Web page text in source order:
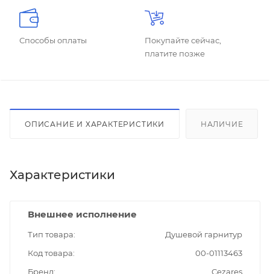
Способы оплаты
Покупайте сейчас,
платите позже
ОПИСАНИЕ И ХАРАКТЕРИСТИКИ НАЛИЧИЕ
Характеристики
Внешнее исполнение
Тип товара
Душевой гарнитур
Код товара
00-01113463
Бренд
Cezares